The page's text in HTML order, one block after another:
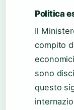
Politica
Il
compito
sono
questo